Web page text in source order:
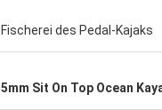
Fischerei des Pedal-Kajaks
5mm Sit On Top Ocean